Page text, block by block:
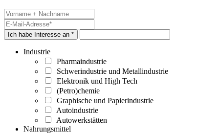
Ich habe Interesse an *
Industrie
Pharmaindustrie
Schwerindustrie und Metallindustrie
Elektronik und High Tech
(Petro)chemie
Graphische und Papierindustrie
Autoindustrie
Autowerkstätten
Nahrungsmittel